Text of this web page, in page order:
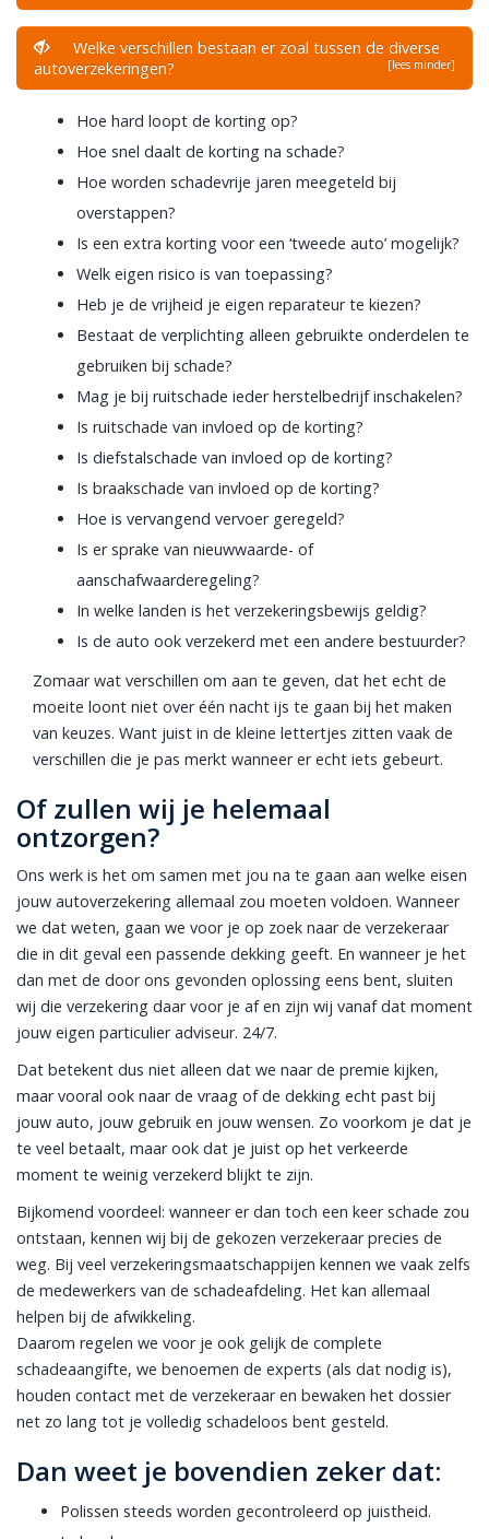
Welke verschillen bestaan er zoal tussen de diverse
autoverzekeringen?
[lees minder]
Hoe hard loopt de korting op?
Hoe snel daalt de korting na schade?
Hoe worden schadevrije jaren meegeteld bij
overstappen?
Is een extra korting voor een ‘tweede auto’ mogelijk?
Welk eigen risico is van toepassing?
Heb je de vrijheid je eigen reparateur te kiezen?
Bestaat de verplichting alleen gebruikte onderdelen te
gebruiken bij schade?
Mag je bij ruitschade ieder herstelbedrijf inschakelen?
Is ruitschade van invloed op de korting?
Is diefstalschade van invloed op de korting?
Is braakschade van invloed op de korting?
Hoe is vervangend vervoer geregeld?
Is er sprake van nieuwwaarde- of
aanschafwaarderegeling?
In welke landen is het verzekeringsbewijs geldig?
Is de auto ook verzekerd met een andere bestuurder?
Zomaar wat verschillen om aan te geven, dat het echt de
moeite loont niet over één nacht ijs te gaan bij het maken
van keuzes. Want juist in de kleine lettertjes zitten vaak de
verschillen die je pas merkt wanneer er echt iets gebeurt.
Of zullen wij je helemaal
ontzorgen?
Ons werk is het om samen met jou na te gaan aan welke eisen
jouw autoverzekering allemaal zou moeten voldoen. Wanneer
we dat weten, gaan we voor je op zoek naar de verzekeraar
die in dit geval een passende dekking geeft. En wanneer je het
dan met de door ons gevonden oplossing eens bent, sluiten
wij die verzekering daar voor je af en zijn wij vanaf dat moment
jouw eigen particulier adviseur. 24/7.
Dat betekent dus niet alleen dat we naar de premie kijken,
maar vooral ook naar de vraag of de dekking echt past bij
jouw auto, jouw gebruik en jouw wensen. Zo voorkom je dat je
te veel betaalt, maar ook dat je juist op het verkeerde
moment te weinig verzekerd blijkt te zijn.
Bijkomend voordeel: wanneer er dan toch een keer schade zou
ontstaan, kennen wij bij de gekozen verzekeraar precies de
weg. Bij veel verzekeringsmaatschappijen kennen we vaak zelfs
de medewerkers van de schadeafdeling. Het kan allemaal
helpen bij de afwikkeling.
Daarom regelen we voor je ook gelijk de complete
schadeaangifte, we benoemen de experts (als dat nodig is),
houden contact met de verzekeraar en bewaken het dossier
net zo lang tot je volledig schadeloos bent gesteld.
Dan weet je bovendien zeker dat:
Polissen steeds worden gecontroleerd op juistheid.